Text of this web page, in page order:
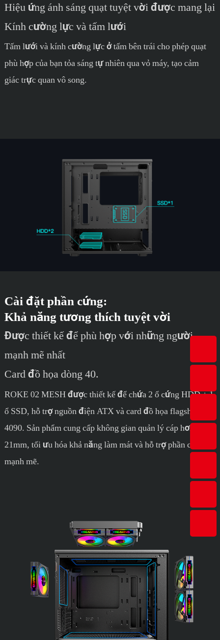
Hiệu ứng ánh sáng quạt tuyệt vời được mang lại
Kính cường lực và tấm lưới
Tấm lưới và kính cường lực ở tấm bên trái cho phép quạt
phù hợp của bạn tỏa sáng tự nhiên qua vỏ máy, tạo cảm
giác trực quan vô song.
Cài đặt phần cứng:
Khả năng tương thích tuyệt vời
Được thiết kế để phù hợp với những người
mạnh mẽ nhất
Card đồ họa dòng 40.
ROKE 02 MESH được thiết kế để chứa 2 ổ cứng HDD + 1
ổ SSD, hỗ trợ nguồn điện ATX và card đồ họa flagship
4090. Sản phẩm cung cấp không gian quản lý cáp hơn
21mm, tối ưu hóa khả năng làm mát và hỗ trợ phần cứng
mạnh mẽ.